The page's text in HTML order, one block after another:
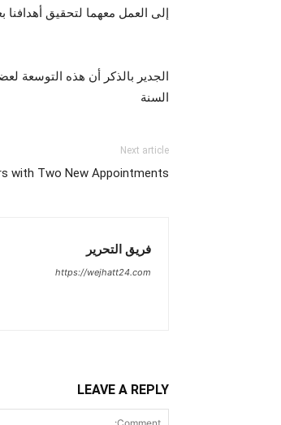
إلى العمل معهما لتحقيق أهدافنا
الجدير بالذكر أن هذه التوسعة
السنة
Next article
with Two New Appointments
فريق التحرير
https://wejhatt24.com
LEAVE A REPLY